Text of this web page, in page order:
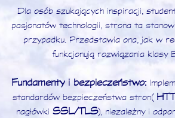
Dla osób szukających inspiracji,
pasjonatów technologii, strona ta
przypadku. Przedstawia ona, jak w
funkcjonują rozwiązania klasy
Fundamenty i bezpieczeństwo:
standardów bezpieczeństwa stron (
nagłówki SSL/TLS), niezależny i